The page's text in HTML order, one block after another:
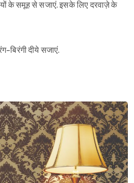
के समूह से सजाएं. इसके लिए दरवाज़े के
बिरंगी दीये सजाएं.